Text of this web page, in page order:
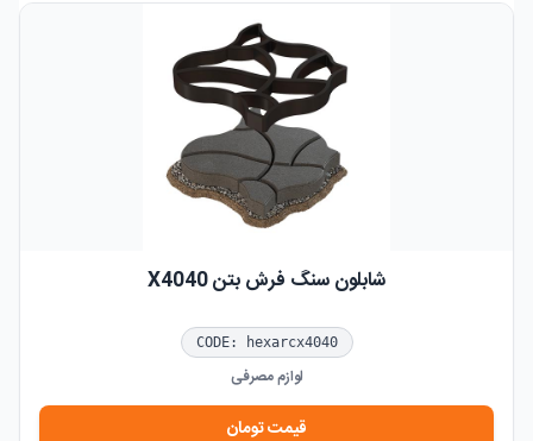
شابلون سنگ فرش بتن X4040
CODE: hexarcx4040
لوازم مصرفی
قیمتتومان